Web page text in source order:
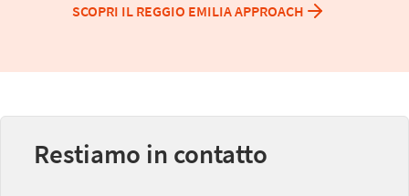
SCOPRI IL REGGIO EMILIA APPROACH
Restiamo in contatto